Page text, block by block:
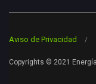
Aviso de Privacidad
Copyrights © 2021